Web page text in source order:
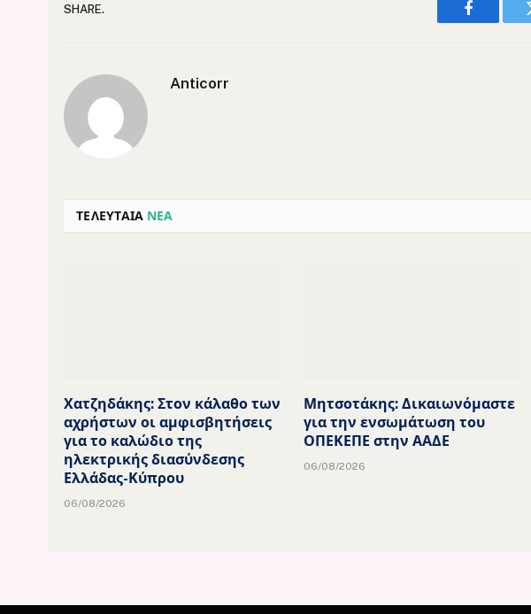
SHARE.
Facebook
Anticorr
ΤΕΛΕΥΤΑΙΑ ΝΕΑ
Χατζηδάκης: Στον κάλαθο των
αχρήστων οι αμφισβητήσεις
για το καλώδιο της
ηλεκτρικής διασύνδεσης
Ελλάδας-Κύπρου
06/08/2026
Μητσοτάκης: Δικαιωνόμαστε
για την ενσωμάτωση του
ΟΠΕΚΕΠΕ στην ΑΑΔΕ
06/08/2026